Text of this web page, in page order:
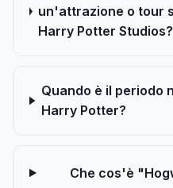
un'attrazione o tour
Harry Potter Studios?
Quando è il periodo
Harry Potter?
Che cos'è